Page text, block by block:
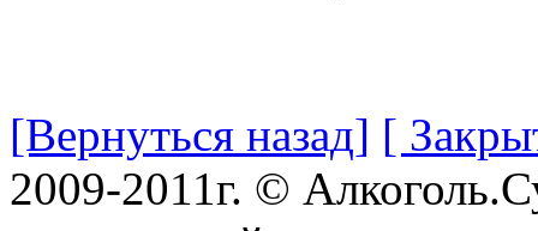
[Вернуться назад] [
2009-2011г. ©